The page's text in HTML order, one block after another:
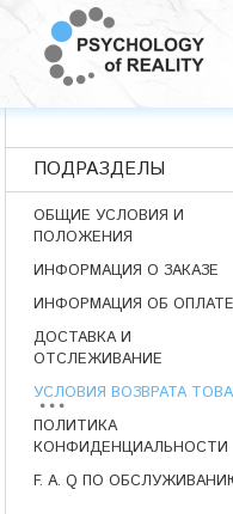
ПОДРАЗДЕЛЫ
ОБЩИЕ УСЛОВИЯ И
ПОЛОЖЕНИЯ
ИНФОРМАЦИЯ О ЗАКАЗЕ
ИНФОРМАЦИЯ ОБ ОПЛАТЕ
ДОСТАВКА И
ОТСЛЕЖИВАНИЕ
УСЛОВИЯ ВОЗВРАТА
ПОЛИТИКА
КОНФИДЕНЦИАЛЬНОСТИ
F. A. Q ПО